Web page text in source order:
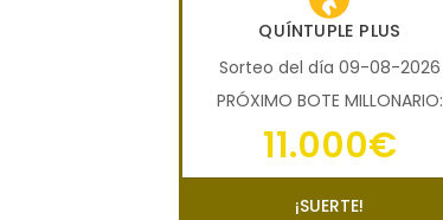
QUÍNTUPLE PLUS
Sorteo del día 09-08-2026
PRÓXIMO BOTE MILLONARIO:
11.000€
¡SUERTE!